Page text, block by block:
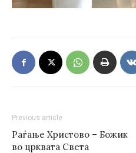
Previous article
Раѓање Христово – Божик
во црквата Света